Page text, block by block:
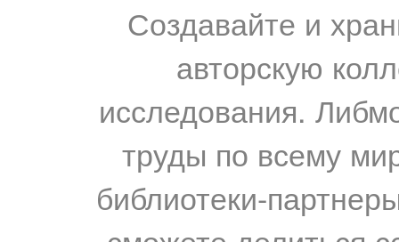
Создавайте и
авторскую
исследования.
труды по всему
библиотеки-